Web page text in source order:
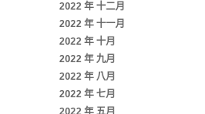
2022 年 十二月
2022 年 十一月
2022 年 十月
2022 年 九月
2022 年 八月
2022 年 七月
2022 年 五月